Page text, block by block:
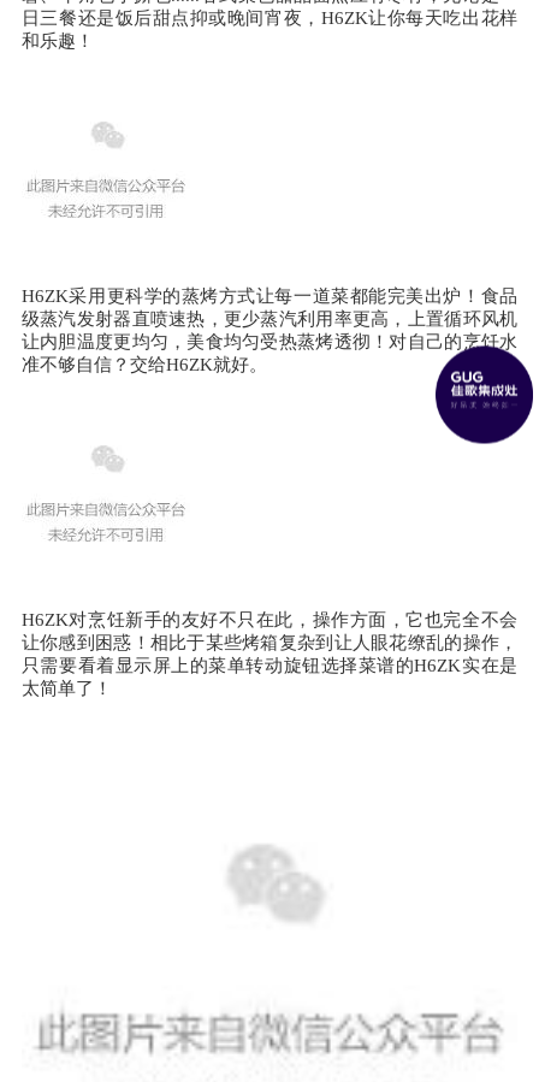
日三餐还是饭后甜点抑或晚间宵夜，H6ZK让你每天吃出花样
和乐趣！
H6ZK采用更科学的蒸烤方式让每一道菜都能完美出炉！食品
级蒸汽发射器直喷速热，更少蒸汽利用率更高，上置循环风机
让内胆温度更均匀，美食均匀受热蒸烤透彻！对自己的烹饪水
准不够自信？交给H6ZK就好。
H6ZK对烹饪新手的友好不只在此，操作方面，它也完全不会
让你感到困惑！相比于某些烤箱复杂到让人眼花缭乱的操作，
只需要看着显示屏上的菜单转动旋钮选择菜谱的H6ZK实在是
太简单了！